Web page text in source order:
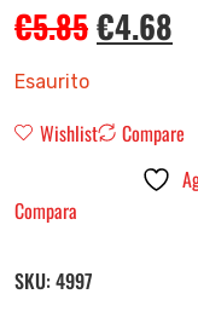
€5.85€4.68
Esaurito
Wishlist
Compare
Compara
SKU: 4997